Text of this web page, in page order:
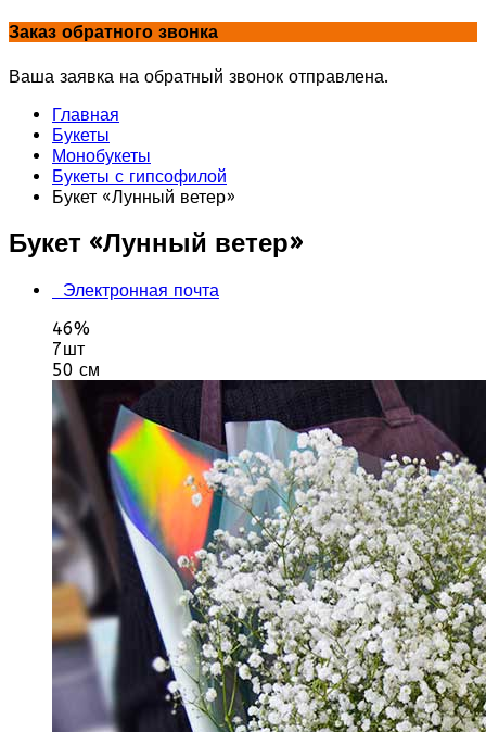
Заказ обратного звонка
Ваша заявка на обратный звонок отправлена.
Главная
Букеты
Монобукеты
Букеты с гипсофилой
Букет «Лунный ветер»
Букет «Лунный ветер»
Электронная почта
46%
7шт
50 см